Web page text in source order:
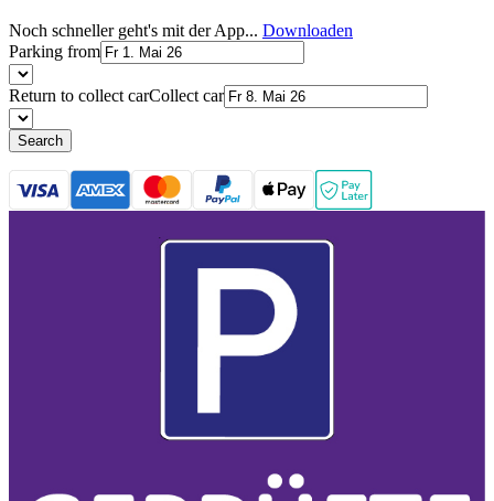
Noch schneller geht's mit der App... Downloaden
Parking from
Return to collect carCollect car
Search